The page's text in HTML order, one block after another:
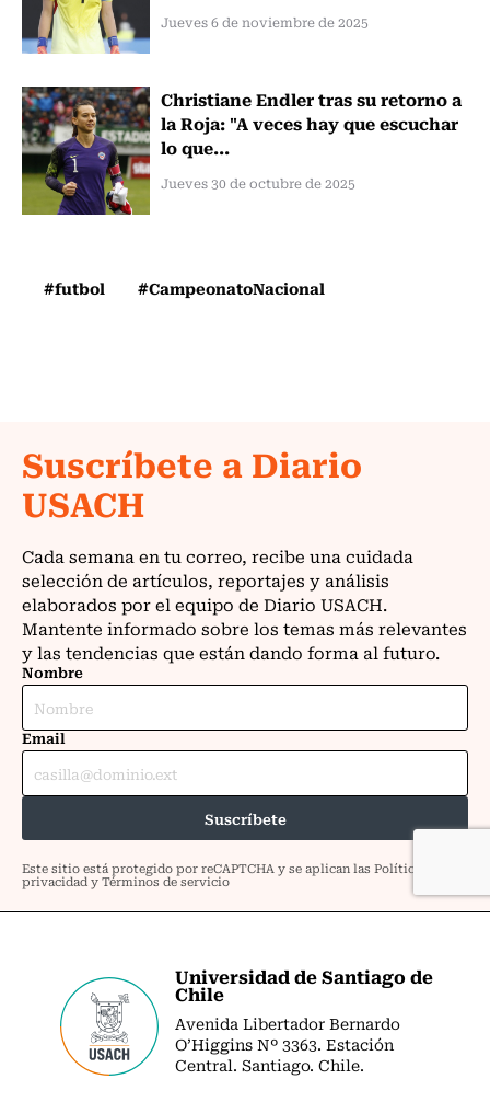
Jueves 6 de noviembre de 2025
Christiane Endler tras su retorno a
la Roja: "A veces hay que escuchar
lo que...
Jueves 30 de octubre de 2025
#futbol #CampeonatoNacional
Universidad de Santiago de
Chile
Avenida Libertador Bernardo
O’Higgins Nº 3363. Estación
Central. Santiago. Chile.